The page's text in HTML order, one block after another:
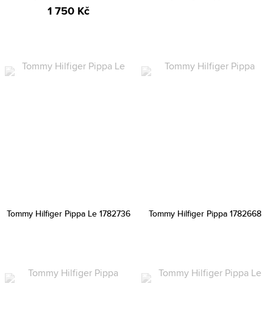
1 750 Kč
Tommy Hilfiger Pippa Le 1782736 Tommy Hilfiger Pippa 1782668